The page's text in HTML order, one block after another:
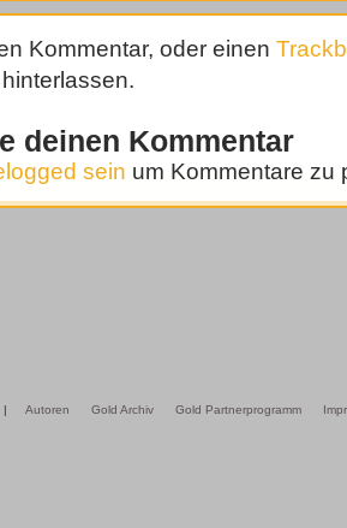
Kommentar, oder einen
deinen Kommentar
sein um Kommentare zu
| Autoren Gold Archiv Gold Partnerprogramm